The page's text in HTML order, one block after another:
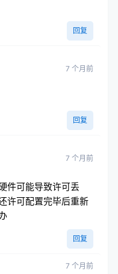
回复
7 个月前
回复
7 个月前
件可能导致许可丢
许可配置完毕后重新
回复
7 个月前